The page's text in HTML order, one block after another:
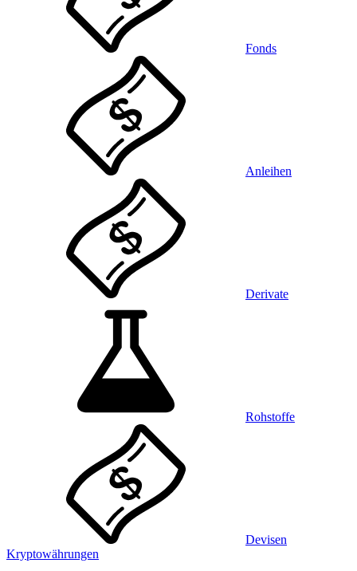
Fonds
Anleihen
Derivate
Rohstoffe
Devisen
Kryptowährungen